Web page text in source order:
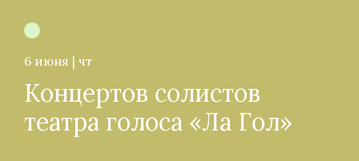
6 июня | чт
Концертов солистов
театра голоса «Ла Гол»